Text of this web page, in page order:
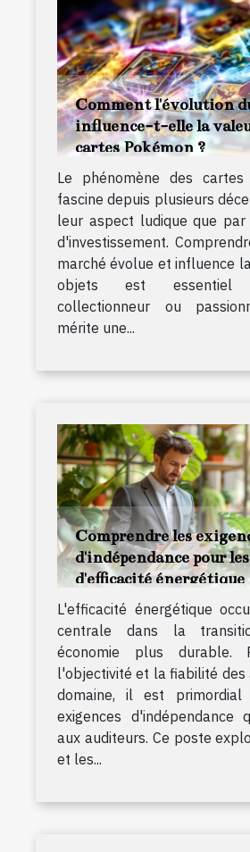
Comment l'évolution
influence-t-elle la
cartes Pokémon ?
Le phénomène des
fascine depuis plusieurs
leur aspect ludique que
d'investissement.
marché évolue et influence
objets est
collectionneur ou
mérite une...
Comprendre les
d'indépendance pour
d'efficacité énergétique
L'efficacité énergétique
centrale dans la
économie plus durable.
l'objectivité et la fiabilité des
domaine, il est
exigences d'indépendance
aux auditeurs. Ce poste
et les...